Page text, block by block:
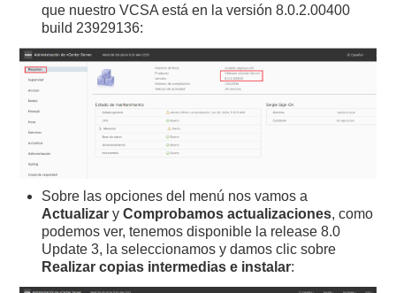
que nuestro VCSA está en la versión 8.0.2.00400
build 23929136:
Sobre las opciones del menú nos vamos a
Actualizar yComprobamos actualizaciones, como
podemos ver, tenemos disponible la release 8.0
Update 3, la seleccionamos y damos clic sobre
Realizar copias intermedias e instalar: